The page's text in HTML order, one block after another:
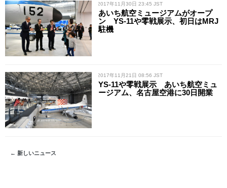
/ 2017年11月30日 23:45 JST
あいち航空ミュージアムがオープ
ン YS-11や零戦展示、初日はMRJ
駐機
/ 2017年11月21日 08:56 JST
YS-11や零戦展示 あいち航空ミュ
ージアム、名古屋空港に30日開業
← 新しいニュース